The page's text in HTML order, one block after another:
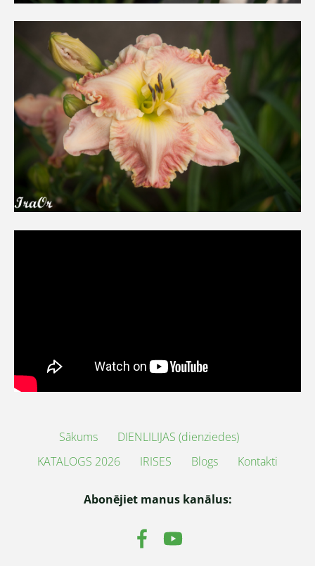
Sākums
DIENLILIJAS (dienziedes)
KATALOGS 2026
IRISES Blogs Kontakti
Abonējiet manus kanālus: